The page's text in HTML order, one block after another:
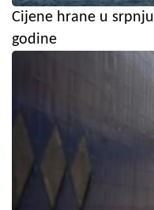
Cijene hrane u
godine